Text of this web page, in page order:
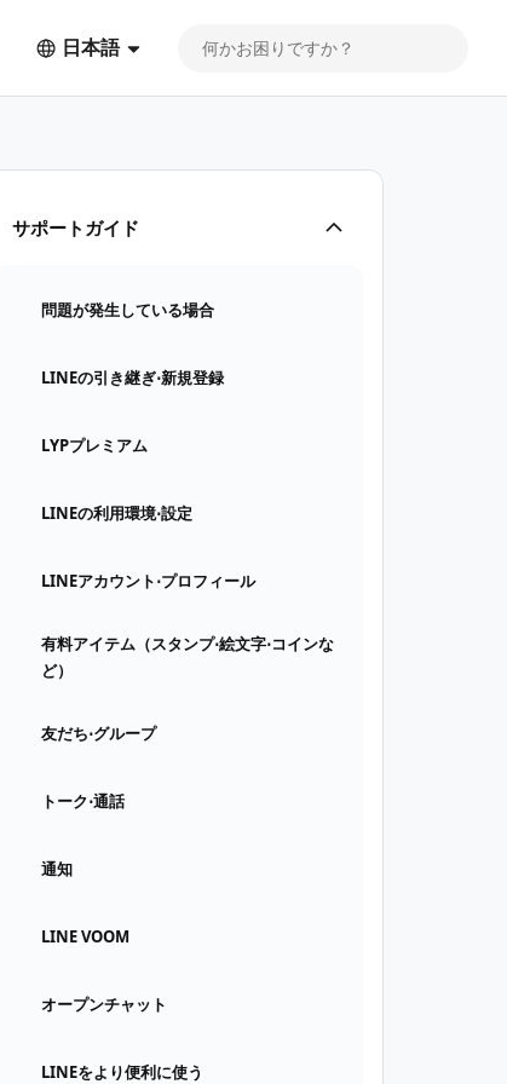
日本語
サポートガイド
問題が発生している場合
LINEの引き継ぎ⋅新規登録
LYPプレミアム
LINEの利用環境⋅設定
LINEアカウント⋅プロフィール
有料アイテム（スタンプ⋅絵文字⋅コインな
ど）
友だち⋅グループ
トーク⋅通話
通知
LINE VOOM
オープンチャット
LINEをより便利に使う